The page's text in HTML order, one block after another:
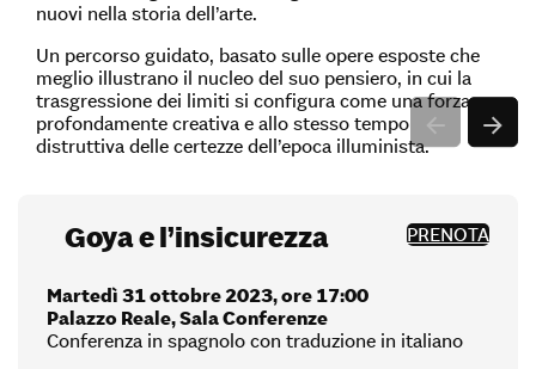
nuovi nella storia dell’arte.
Un percorso guidato, basato sulle opere esposte che
meglio illustrano il nucleo del suo pensiero, in cui la
trasgressione dei limiti si configura come una forza
profondamente creativa e allo stesso tempo
distruttiva delle certezze dell’epoca illuminista.
Goya e l’insicurezza PRENOTA
Martedì 31 ottobre 2023, ore 17:00
Palazzo Reale, Sala Conferenze
Conferenza in spagnolo con traduzione in italiano